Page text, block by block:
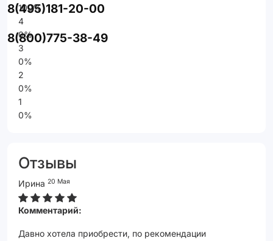
8(495)181-20-00
8(800)775-38-49
100%
4
0%
3
0%
2
0%
1
0%
Отзывы
Ирина 20 Мая
Комментарий:
Давно хотела приобрести, по рекомендации